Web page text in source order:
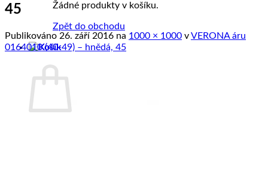
Žádné produkty v košíku.
Zpět do obchodu
45
Publikováno 26. září 2016 na 1000 × 1000 vVERONA áru
0164010 (40-49) – hnědá, 45